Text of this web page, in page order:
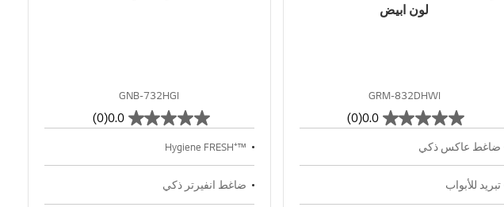
لون ابيض
GRM-832DHWI
0.0
(0)
ضاغط عاكس ذكي
تبريد للأبواب
GNB-732HGI
0.0
(0)
™⁺Hygiene FRESH
ضاغط انفيرتر ذكي